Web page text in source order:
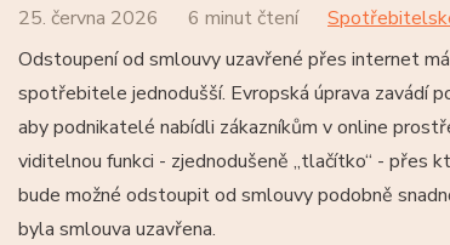
25. června 2026 6 minut čtení
Odstoupení od smlouvy uzavřené přes internet
spotřebitele jednodušší. Evropská úprava zavádí
aby podnikatelé nabídli zákazníkům v online
viditelnou funkci - zjednodušeně „tlačítko“ - přes
bude možné odstoupit od smlouvy podobně
byla smlouva uzavřena.